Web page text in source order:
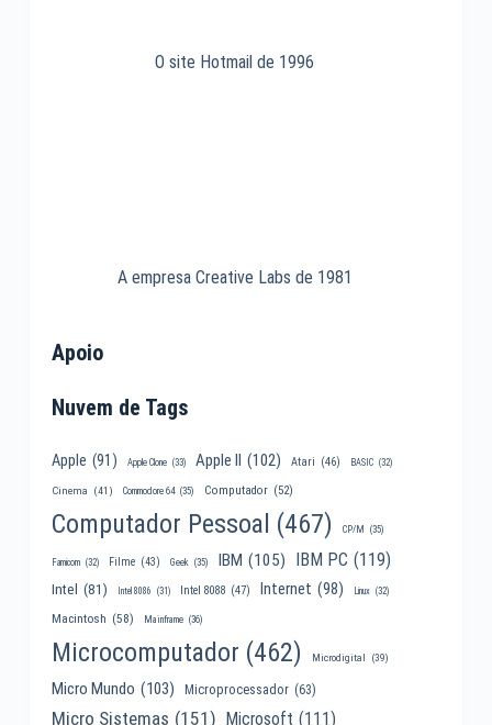
O site Hotmail de 1996
A empresa Creative Labs de 1981
Apoio
Nuvem de Tags
Apple (91) Apple Clone (33) Apple II (102) Atari (46) BASIC (32)
Cinema (41) Commodore 64 (35) Computador (52)
Computador Pessoal (467) CP/M (35)
Famicom (32) Filme (43) Geek (35) IBM (105) IBM PC (119)
Intel (81) Intel 8086 (31) Intel 8088 (47) Internet (98) Linux (32)
Macintosh (58) Mainframe (36)
Microcomputador (462) Microdigital (39)
Micro Mundo (103) Microprocessador (63)
Micro Sistemas (151) Microsoft (111)